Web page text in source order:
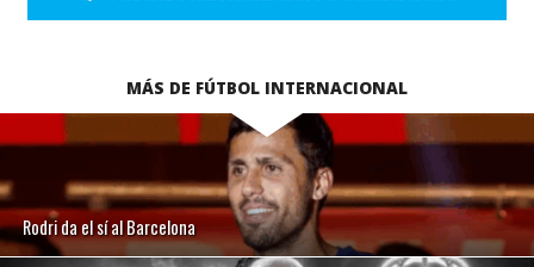
MÁS DE FÚTBOL INTERNACIONAL
Rodri da el sí al Barcelona